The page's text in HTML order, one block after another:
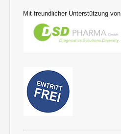
Mit freundlicher Unterstützung von